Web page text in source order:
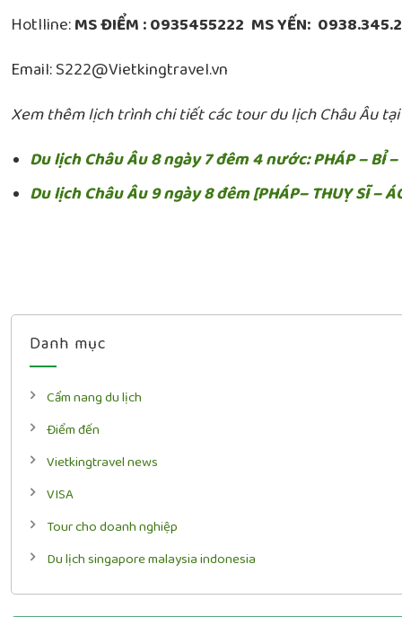
Hotlline:MS ĐIỂM :0935455222 MS YẾN:
Email: S222@Vietkingtravel.vn
Xem thêm lịch trình chi tiết các tour du lịch Châu Âu
Du lịch Châu Âu 8 ngày 7 đêm 4 nước: PHÁP – BỈ
Du lịch Châu Âu 9 ngày 8 đêm [PHÁP– THUỴ SĨ –
Danh mục
Cẩm nang du lịch
Điểm đến
Vietkingtravel news
VISA
Tour cho doanh nghiệp
Du lịch singapore malaysia indonesia